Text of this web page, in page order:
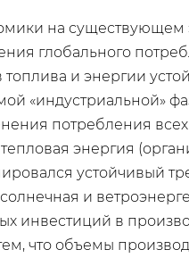
на существующем
глобального
и энергии
«индустриальной»
потребления
энергия
устойчивый
и
инвестиций в
что объемы